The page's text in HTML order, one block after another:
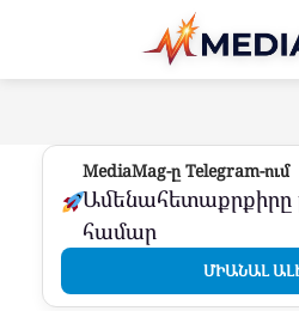
Перейти
контенту
MediaMag-ը Telegram-ում
Ամենահետաքրքիրը
համար
ՄԻԱՆԱԼ